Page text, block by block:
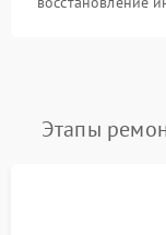
Этапы